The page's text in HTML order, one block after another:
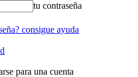
tu contraseña
consigue ayuda
para una cuenta